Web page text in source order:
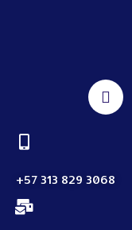
+57 313 829 3068